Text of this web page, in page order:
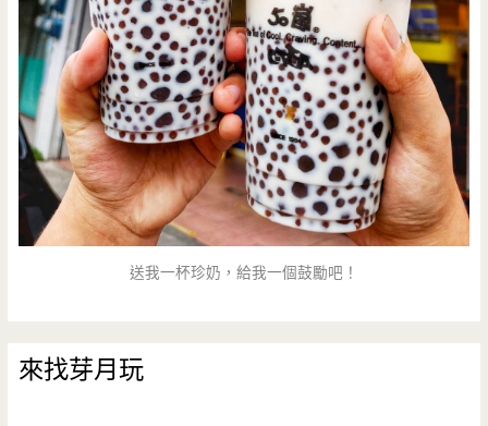
送我一杯珍奶，給我一個鼓勵吧！
來找芽月玩